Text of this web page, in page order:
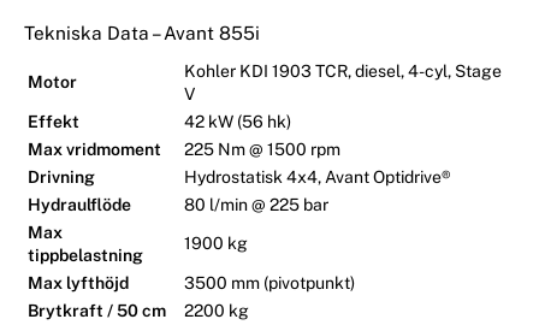
Tekniska Data – Avant 855i
Motor
Kohler KDI 1903 TCR, diesel, 4-cyl, Stage
V
Effekt
42 kW (56 hk)
Max vridmoment
225 Nm @ 1500 rpm
Drivning
Hydrostatisk 4x4, Avant Optidrive®
Hydraulflöde
80 l/min @ 225 bar
Max
tippbelastning
1900 kg
Max lyfthöjd
3500 mm (pivotpunkt)
Brytkraft / 50 cm
2200 kg